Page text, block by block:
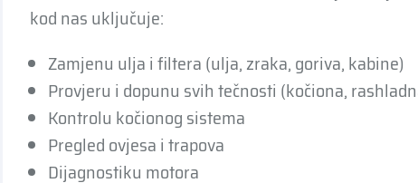
kod nas uključuje:
Zamjenu ulja i filtera (ulja, zraka, goriva, kabine)
Provjeru i dopunu svih tečnosti (kočiona,
Kontrolu kočionog sistema
Pregled ovjesa i trapova
Dijagnostiku motora